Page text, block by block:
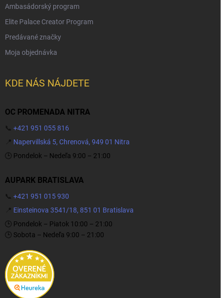
Ambasádorský program
Elite Palace Creator Program
Predávané značky
Moja objednávka
KDE NÁS NÁJDETE
OC PROMENADA NITRA
📞 +421 951 055 816
📍 Napervillská 5, Chrenová, 949 01 Nitra
🕒 Pondelok – Nedeľa 9:00 – 21:00
AUPARK BRATISLAVA
📞 +421 951 015 930
📍 Einsteinova 3541/18, 851 01 Bratislava
🕒 Pondelok – Piatok 10:00 – 21:00
🕒 Sobota – Nedeľa 9:00 – 21:00